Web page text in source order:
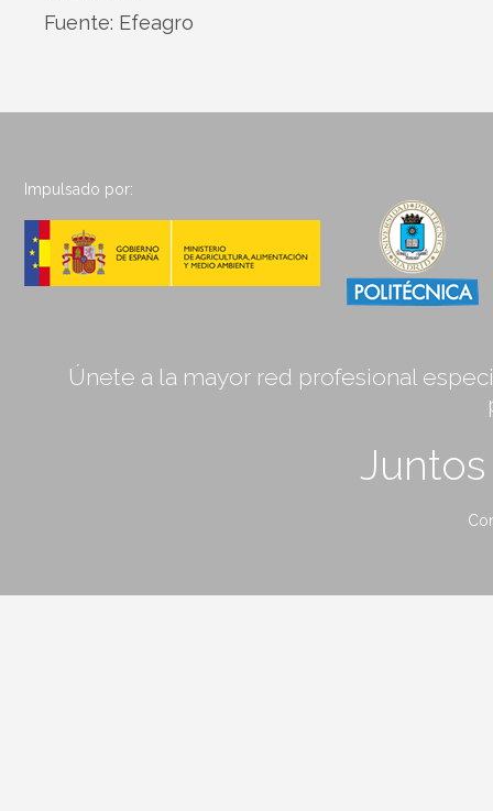
Fuente: Efeagro
Impulsado por:
Únete a la mayor red profesional